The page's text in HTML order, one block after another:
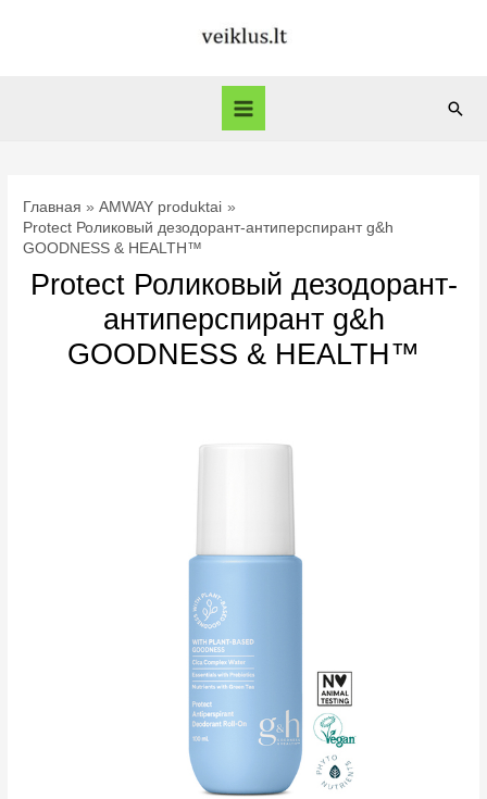
Main
Главная
AMWAY produktai
Protect Роликовый дезодорант-антиперспирант g&h
GOODNESS & HEALTH™
Protect Роликовый дезодорант-
антиперспирант g&h
GOODNESS & HEALTH™